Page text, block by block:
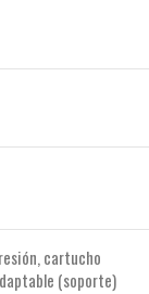
cartucho
(soporte)